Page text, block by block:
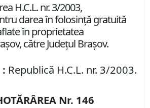
H.C.L. nr. 3/2003,
darea în folosinţă gratuită
în proprietatea
către Judeţul Braşov.
Republică H.C.L. nr. 3/2003.
Nr. 146